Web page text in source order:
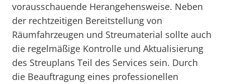
vorausschauende Herangehensweise. Neben
der rechtzeitigen Bereitstellung von
Räumfahrzeugen und Streumaterial sollte auch
die regelmäßige Kontrolle und Aktualisierung
des Streuplans Teil des Services sein. Durch
die Beauftragung eines professionellen